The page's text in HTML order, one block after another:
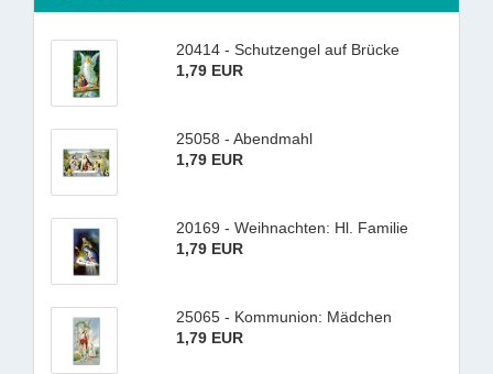
20414 - Schutzengel auf Brücke
1,79 EUR
25058 - Abendmahl
1,79 EUR
20169 - Weihnachten: Hl. Familie
1,79 EUR
25065 - Kommunion: Mädchen
1,79 EUR